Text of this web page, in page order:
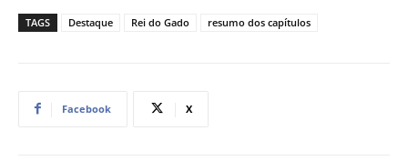
TAGS Destaque Rei do Gado resumo dos capítulos
Facebook X